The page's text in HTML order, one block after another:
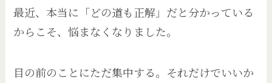
最近、本当に「どの道も正解」だと分かっている
からこそ、悩まなくなりました。
目の前のことにただ集中する。それだけでいいか